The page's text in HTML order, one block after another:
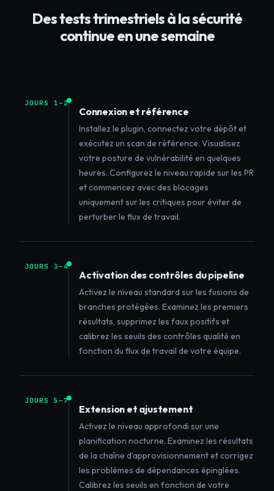
Des tests trimestriels à la sécurité
continue en une semaine
JOURS 1–2
Connexion et référence
Installez le plugin, connectez votre dépôt et
exécutez un scan de référence. Visualisez
votre posture de vulnérabilité en quelques
heures. Configurez le niveau rapide sur les PR
et commencez avec des blocages
uniquement sur les critiques pour éviter de
perturber le flux de travail.
JOURS 3–4
Activation des contrôles du pipeline
Activez le niveau standard sur les fusions de
branches protégées. Examinez les premiers
résultats, supprimez les faux positifs et
calibrez les seuils des contrôles qualité en
fonction du flux de travail de votre équipe.
JOURS 5–7
Extension et ajustement
Activez le niveau approfondi sur une
planification nocturne. Examinez les résultats
de la chaîne d'approvisionnement et corrigez
les problèmes de dépendances épinglées.
Calibrez les seuils en fonction de votre